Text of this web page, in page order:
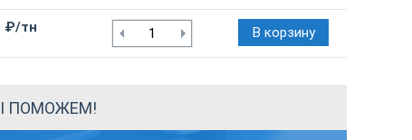
₽/тн В корзину
ПОМОЖЕМ!